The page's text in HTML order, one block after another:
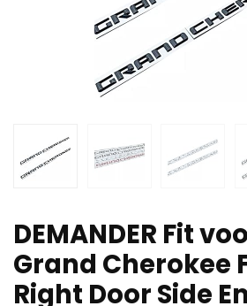
DEMANDER Fit
Grand Cherokee
Right Door Side